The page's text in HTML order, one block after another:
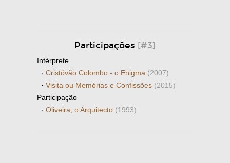
Participações [#3]
Intérprete
· Cristóvão Colombo - o Enigma (2007)
· Visita ou Memórias e Confissões (2015)
Participação
· Oliveira, o Arquitecto (1993)